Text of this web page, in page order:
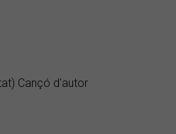
Cançó d'autor